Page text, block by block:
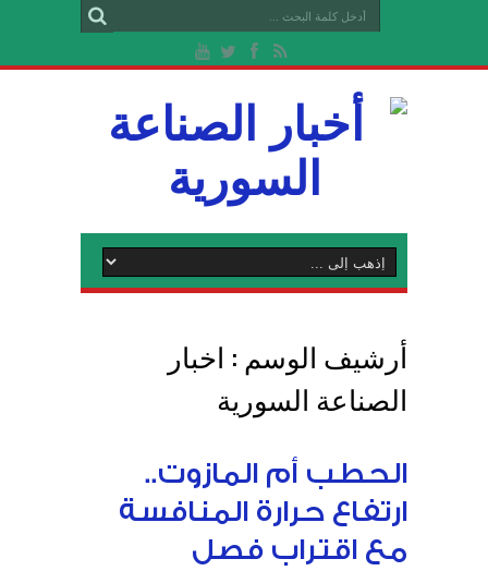
أرشيف الوسم : اخبار
الصناعة السورية
الحطب أم المازوت..
ارتفاع حرارة المنافسة
مع اقتراب فصل